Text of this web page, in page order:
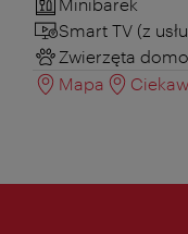
Smart TV (z
Zwierzęta
Mapa